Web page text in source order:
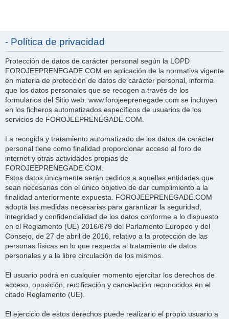
- Política de privacidad
Protección de datos de carácter personal según la LOPD
FOROJEEPRENEGADE.COM en aplicación de la normativa vigente
en materia de protección de datos de carácter personal, informa
que los datos personales que se recogen a través de los
formularios del Sitio web: www.forojeeprenegade.com se incluyen
en los ficheros automatizados específicos de usuarios de los
servicios de FOROJEEPRENEGADE.COM.
La recogida y tratamiento automatizado de los datos de carácter
personal tiene como finalidad proporcionar acceso al foro de
internet y otras actividades propias de
FOROJEEPRENEGADE.COM.
Estos datos únicamente serán cedidos a aquellas entidades que
sean necesarias con el único objetivo de dar cumplimiento a la
finalidad anteriormente expuesta. FOROJEEPRENEGADE.COM
adopta las medidas necesarias para garantizar la seguridad,
integridad y confidencialidad de los datos conforme a lo dispuesto
en el Reglamento (UE) 2016/679 del Parlamento Europeo y del
Consejo, de 27 de abril de 2016, relativo a la protección de las
personas físicas en lo que respecta al tratamiento de datos
personales y a la libre circulación de los mismos.
El usuario podrá en cualquier momento ejercitar los derechos de
acceso, oposición, rectificación y cancelación reconocidos en el
citado Reglamento (UE).
El ejercicio de estos derechos puede realizarlo el propio usuario a